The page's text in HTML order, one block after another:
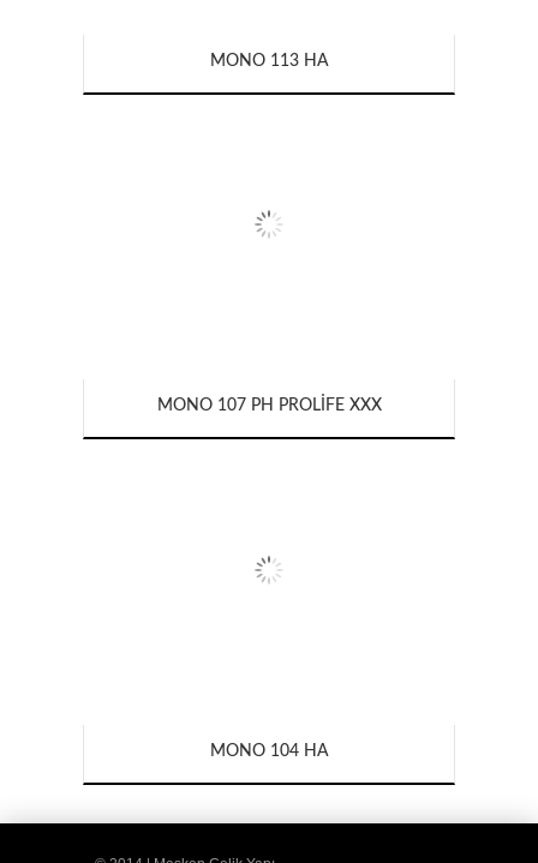
MONO 113 HA
MONO 107 PH PROLIFE XXX
MONO 104 HA